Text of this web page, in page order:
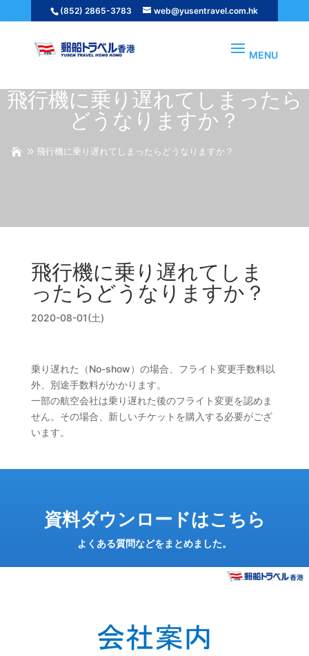
(852) 2865-3783 web@yusentravel.com.hk
飛行機に乗り遅れてしまったら
どうなりますか？
飛行機に乗り遅れてしまったらどうなりますか？
飛行機に乗り遅れてしま
ったらどうなりますか？
2020-08-01(土)
乗り遅れた（No-show）の場合、フライト変更手数料以
外、別途手数料がかかります。
一部の航空会社は乗り遅れた後のフライト変更を認めま
せん。その場合、新しいチケットを購入する必要がござ
います。
資料ダウンロードはこちら
よくある質問などをまとめました。